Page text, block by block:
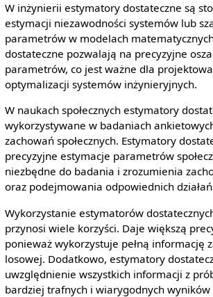
W inżynierii estymatory dostateczne są
estymacji niezawodności systemów lub
parametrów w modelach
dostateczne pozwalają na precyzyjne
parametrów, co jest ważne dla
optymalizacji systemów inżynieryjnych.
W naukach społecznych estymatory
wykorzystywane w badaniach
zachowań społecznych. Estymatory
precyzyjne estymacje parametrów
niezbędne do badania i zrozumienia
oraz podejmowania odpowiednich
Wykorzystanie estymatorów
przynosi wiele korzyści. Daje większą
ponieważ wykorzystuje pełną informację
losowej. Dodatkowo, estymatory
uwzględnienie wszystkich informacji z
bardziej trafnych i wiarygodnych wyników